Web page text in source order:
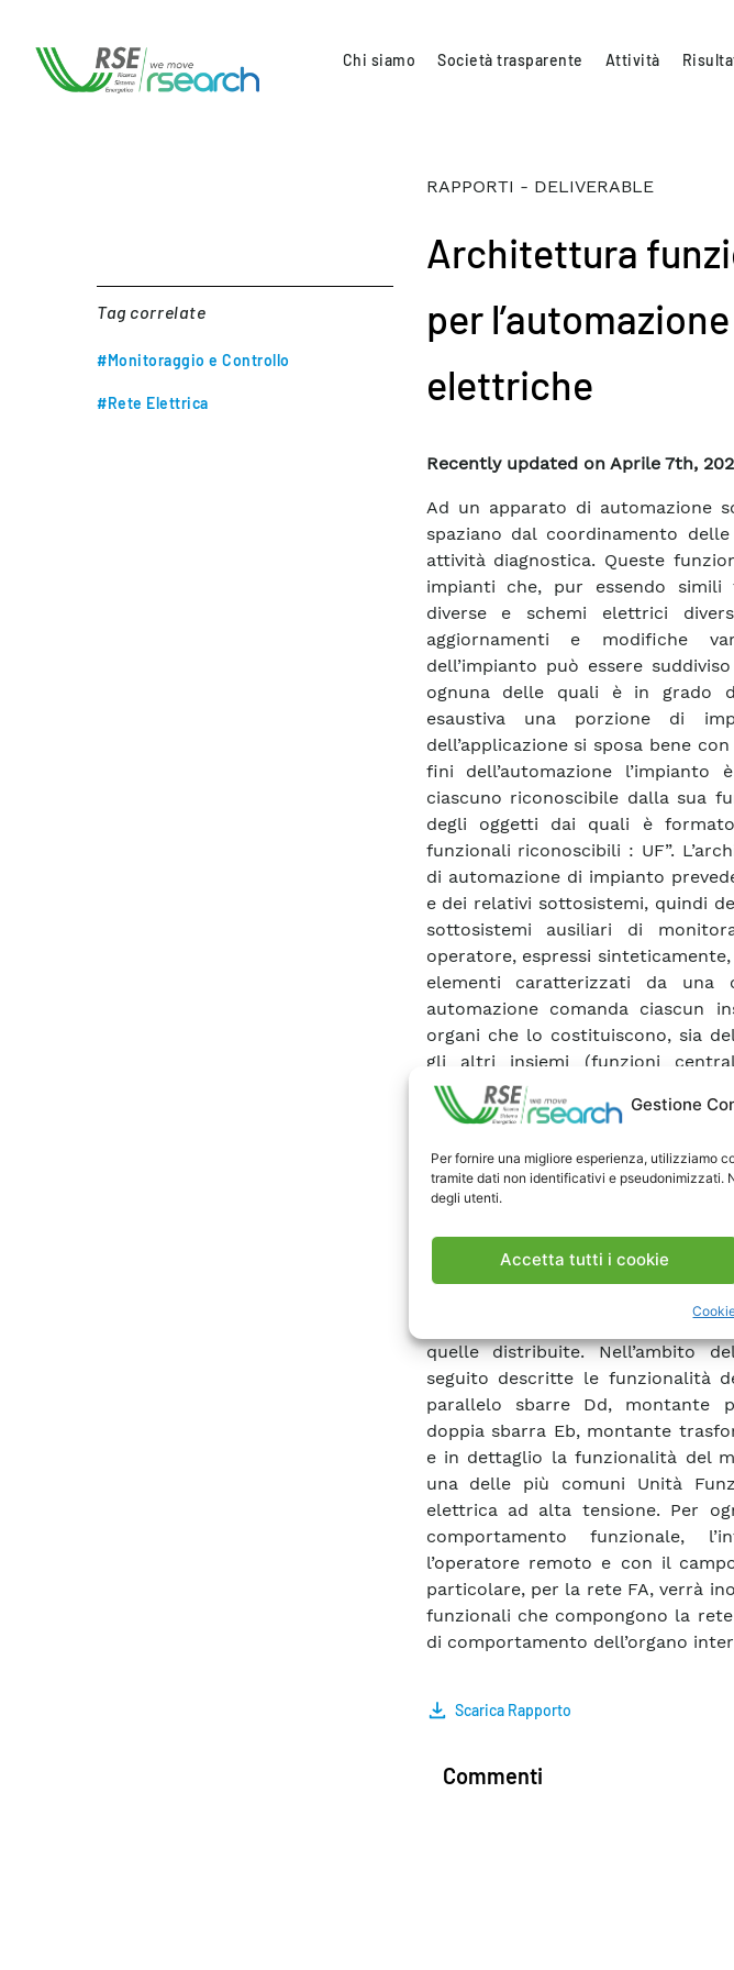
Gestione
Per fornire una migliore esperienza, utilizziamo
tramite dati non identificativi e pseudonimizzati.
degli utenti.
Accetta tutti i cookie
Chi siamo Società trasparente Attività
Tag correlate
#Monitoraggio e Controllo
#Rete Elettrica
RAPPORTI - DELIVERABLE
Architettura
per
elettriche
Recently updated on Aprile 7th,
Ad un apparato di automazione
spaziano dal coordinamento delle
attività diagnostica. Queste
impianti che, pur essendo simili
diverse e schemi elettrici
aggiornamenti e modifiche
dell’impianto può essere
ognuna delle quali è in grado
esaustiva una porzione di
dell’applicazione si sposa bene
fini dell’automazione
ciascuno riconoscibile dalla sua
degli oggetti dai quali è
funzionali riconoscibili : UF”.
di automazione di impianto
e dei relativi sottosistemi, quindi
sottosistemi ausiliari di
operatore, espressi
elementi caratterizzati da una
automazione comanda ciascun
organi che lo costituiscono, sia
gli altri insiemi (funzioni
rimarrà il compito di gestire il
validare le richieste di comandi
dell’impianto. La distribuzione
inoltre di gestire le interazioni con
del rapporto verrà fatta una
(parti di impianto o parti di
emergere il differente ruolo
quelle distribuite. Nell’ambito
seguito descritte le funzionalità
parallelo sbarre Dd, montante
doppia sbarra Eb, montante
e in dettaglio la funzionalità del
una delle più comuni Unità
elettrica ad alta tensione. Per
comportamento funzionale,
l’operatore remoto e con il
particolare, per la rete FA, verrà
funzionali che compongono la
di comportamento dell’organo
Scarica Rapporto
Commenti